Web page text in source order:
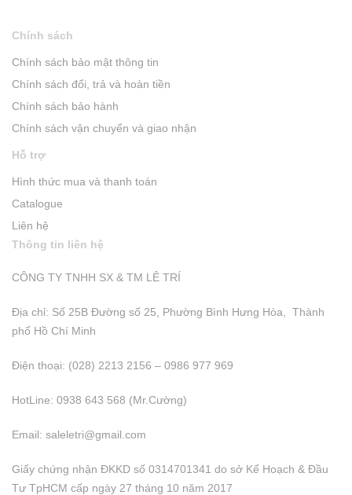
Chính sách
Chính sách bảo mật thông tin
Chính sách đổi, trả và hoàn tiền
Chính sách bảo hành
Chính sách vận chuyển và giao nhận
Hỗ trợ
Hình thức mua và thanh toán
Catalogue
Liên hệ
Thông tin liên hệ
CÔNG TY TNHH SX & TM LÊ TRÍ
Địa chỉ: Số 25B Đường số 25, Phường Bình Hưng Hòa, Thành
phố Hồ Chí Minh
Điện thoại: (028) 2213 2156 – 0986 977 969
HotLine: 0938 643 568 (Mr.Cường)
Email: saleletri@gmail.com
Giấy chứng nhận ĐKKD số 0314701341 do sở Kể Hoạch & Đầu
Tư TpHCM cấp ngày 27 tháng 10 năm 2017